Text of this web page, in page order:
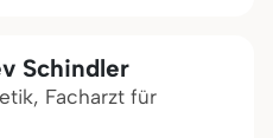
Schindler
Facharzt für